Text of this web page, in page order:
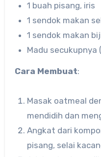
1 buah pisang, iris
1 sendok makan
1 sendok makan
Madu secukupnya
Cara Membuat:
Masak oatmeal
mendidih dan
Angkat dari
pisang, selai